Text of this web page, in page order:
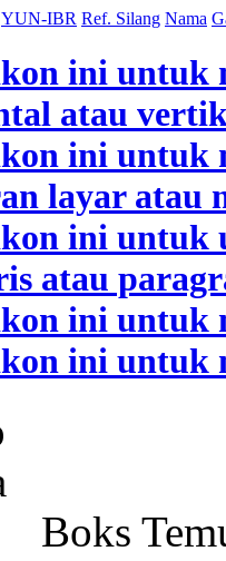
YUN-IBR Ref. Silang Nama
Boks